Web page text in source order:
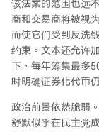
该法案的范围也远
商和交易商将被视
而使它们受到反洗
约束。文本还允许
下，每年筹集最多
时明确证券化代币
政治前景依然脆弱
舒默似乎在民主党